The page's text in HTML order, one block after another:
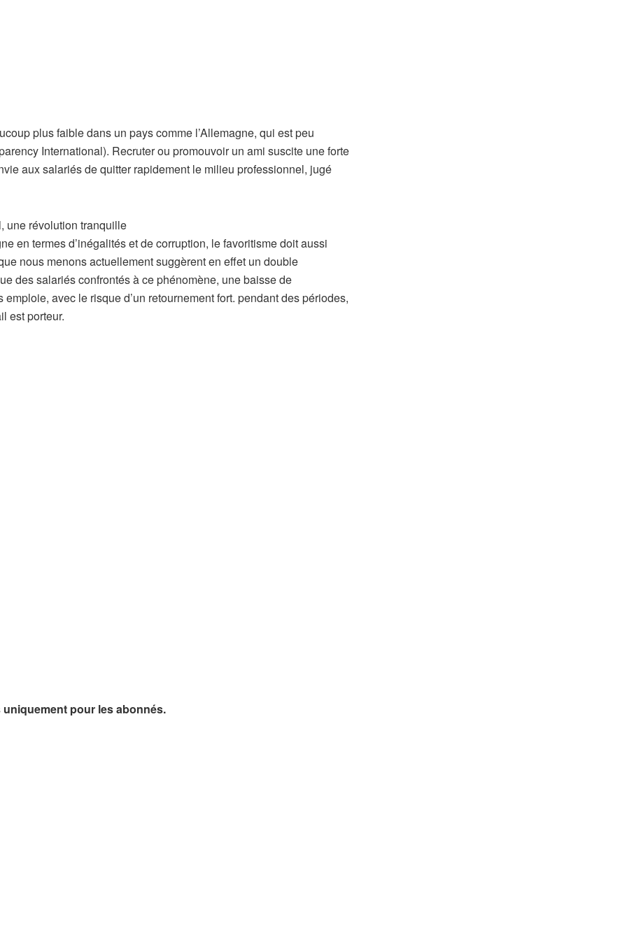
plus faible dans un pays comme l’Allemagne, qui est peu
International). Recruter ou promouvoir un ami suscite une forte
aux salariés de quitter rapidement le milieu professionnel, jugé
une révolution tranquille
en termes d’inégalités et de corruption, le favoritisme doit aussi
nous menons actuellement suggèrent en effet un double
des salariés confrontés à ce phénomène, une baisse de
avec le risque d’un retournement fort. pendant des périodes,
est porteur.
uniquement pour les abonnés.